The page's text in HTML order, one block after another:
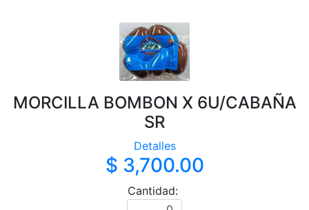
MORCILLA BOMBON X 6U/CABAÑA
SR
Detalles
$ 3,700.00
Cantidad: